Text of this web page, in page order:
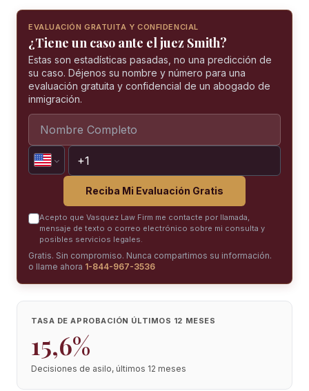
EVALUACIÓN GRATUITA Y CONFIDENCIAL
¿Tiene un caso ante el juez Smith?
Estas son estadísticas pasadas, no una predicción de
su caso. Déjenos su nombre y número para una
evaluación gratuita y confidencial de un abogado de
inmigración.
Reciba Mi Evaluación Gratis
Acepto que Vasquez Law Firm me contacte por llamada,
mensaje de texto o correo electrónico sobre mi consulta y
posibles servicios legales.
Gratis. Sin compromiso. Nunca compartimos su información.
o llame ahora 1-844-967-3536
TASA DE APROBACIÓN ÚLTIMOS 12 MESES
15,6%
Decisiones de asilo, últimos 12 meses